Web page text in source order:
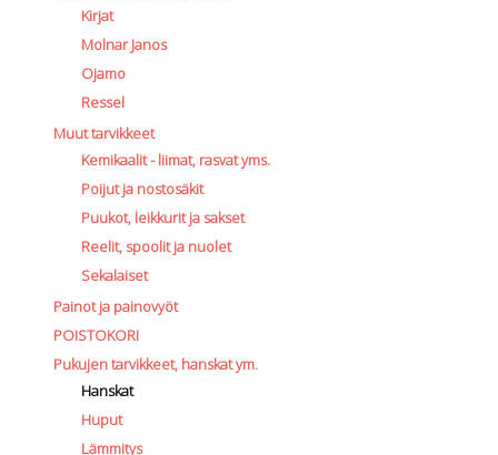
Kirjat
Molnar Janos
Ojamo
Ressel
Muut tarvikkeet
Kemikaalit - liimat, rasvat yms.
Poijut ja nostosäkit
Puukot, leikkurit ja sakset
Reelit, spoolit ja nuolet
Sekalaiset
Painot ja painovyöt
POISTOKORI
Pukujen tarvikkeet, hanskat ym.
Hanskat
Huput
Lämmitys